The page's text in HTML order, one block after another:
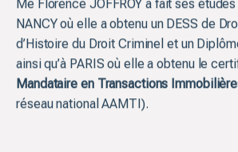
Me Florence JOFFROY a fait ses études
NANCY où elle a obtenu un DESS de
d’Histoire du Droit Criminel et un
ainsi qu’à PARIS où elle a obtenu le
Mandataire en Transactions
réseau national AAMTI).